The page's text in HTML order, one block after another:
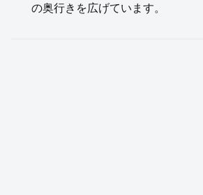
の奥行きを広げています。